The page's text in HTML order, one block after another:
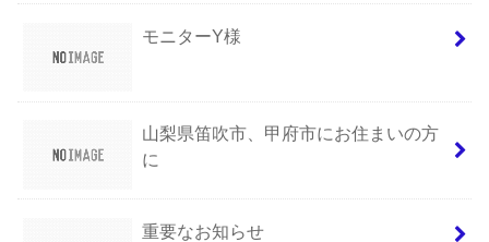
モニターY様
山梨県笛吹市、甲府市にお住まいの方
に
重要なお知らせ